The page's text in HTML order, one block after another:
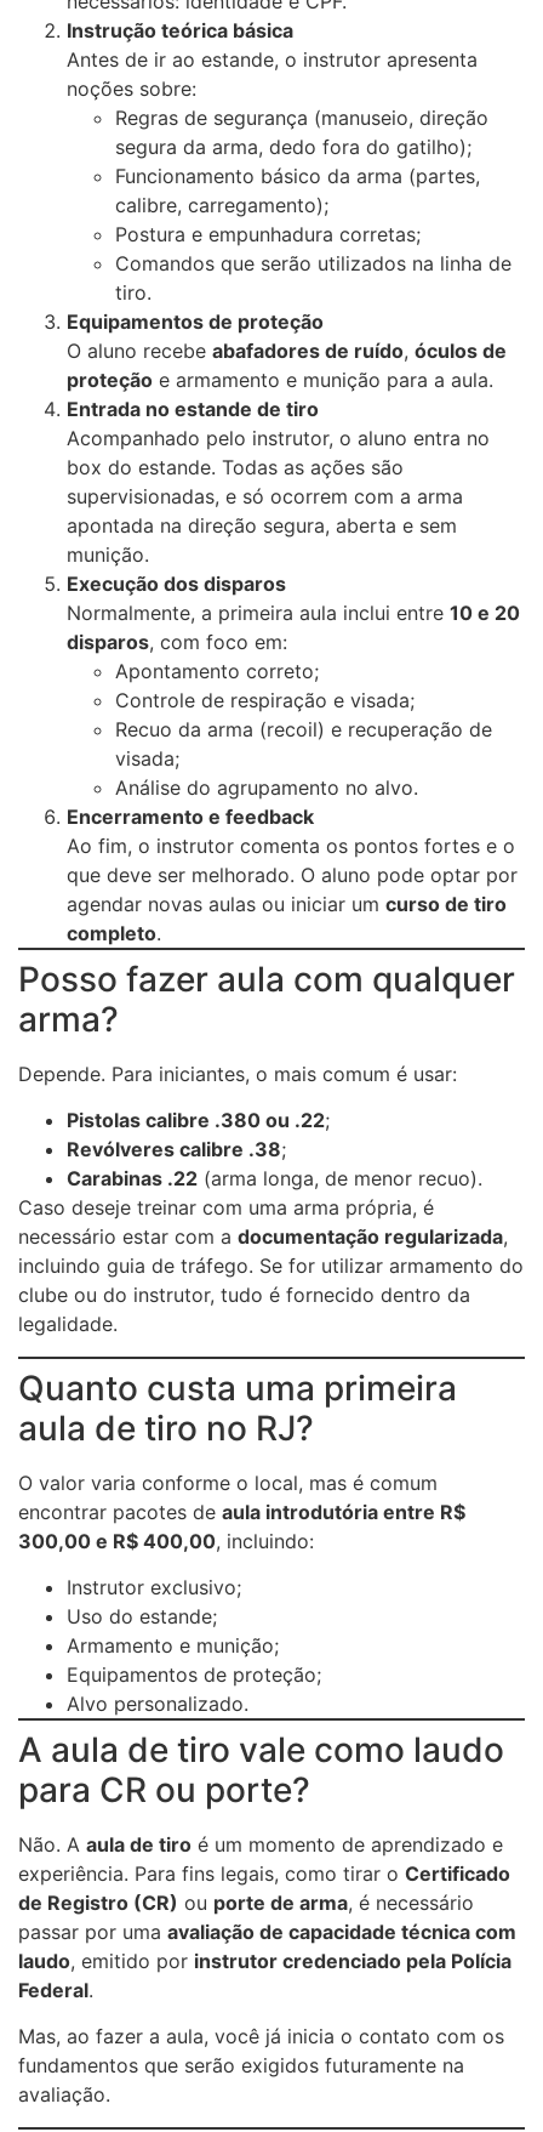
Instrução teórica básica
Antes de ir ao estande, o instrutor apresenta
noções sobre:
Regras de segurança (manuseio, direção
segura da arma, dedo fora do gatilho);
Funcionamento básico da arma (partes,
calibre, carregamento);
Postura e empunhadura corretas;
Comandos que serão utilizados na linha de
tiro.
Equipamentos de proteção
O aluno recebe abafadores de ruído, óculos de
proteção e armamento e munição para a aula.
Entrada no estande de tiro
Acompanhado pelo instrutor, o aluno entra no
box do estande. Todas as ações são
supervisionadas, e só ocorrem com a arma
apontada na direção segura, aberta e sem
munição.
Execução dos disparos
Normalmente, a primeira aula inclui entre 10 e 20
disparos, com foco em:
Apontamento correto;
Controle de respiração e visada;
Recuo da arma (recoil) e recuperação de
visada;
Análise do agrupamento no alvo.
Encerramento e feedback
Ao fim, o instrutor comenta os pontos fortes e o
que deve ser melhorado. O aluno pode optar por
agendar novas aulas ou iniciar um curso de tiro
completo.
Posso fazer aula com qualquer
arma?
Depende. Para iniciantes, o mais comum é usar:
Pistolas calibre .380 ou .22;
Revólveres calibre .38;
Carabinas .22 (arma longa, de menor recuo).
Caso deseje treinar com uma arma própria, é
necessário estar com a documentação regularizada,
incluindo guia de tráfego. Se for utilizar armamento do
clube ou do instrutor, tudo é fornecido dentro da
legalidade.
Quanto custa uma primeira
aula de tiro no RJ?
O valor varia conforme o local, mas é comum
encontrar pacotes de aula introdutória entre R$
300,00 e R$ 400,00, incluindo:
Instrutor exclusivo;
Uso do estande;
Armamento e munição;
Equipamentos de proteção;
Alvo personalizado.
A aula de tiro vale como laudo
para CR ou porte?
Não. A aula de tiro é um momento de aprendizado e
experiência. Para fins legais, como tirar o Certificado
de Registro (CR) ou porte de arma, é necessário
passar por uma avaliação de capacidade técnica com
laudo, emitido por instrutor credenciado pela Polícia
Federal.
Mas, ao fazer a aula, você já inicia o contato com os
fundamentos que serão exigidos futuramente na
avaliação.